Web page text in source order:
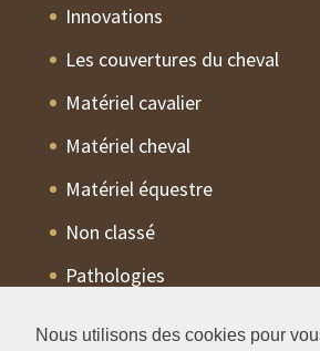
Nous utilisons des cookies pour
Innovations
Les couvertures du cheval
Matériel cavalier
Matériel cheval
Matériel équestre
Non classé
Pathologies